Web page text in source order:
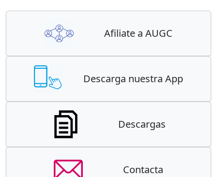
Afiliate a AUGC
Descarga nuestra App
Descargas
Contacta